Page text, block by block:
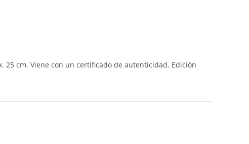
25 cm. Viene con un certificado de autenticidad. Edición